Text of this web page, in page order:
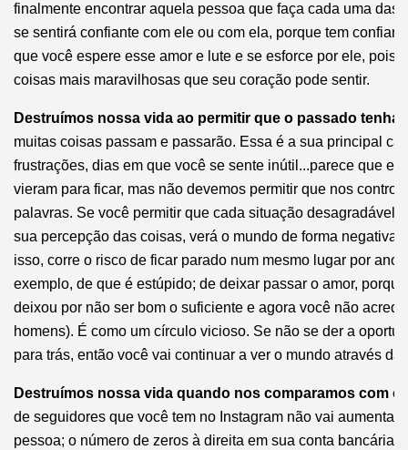
finalmente encontrar aquela pessoa que faça cada uma das
se sentirá confiante com ele ou com ela, porque tem
que você espere esse amor e lute e se esforce por ele, pois
coisas mais maravilhosas que seu coração pode sentir.
Destruímos nossa vida ao permitir que o passado tenha
muitas coisas passam e passarão. Essa é a sua principal
frustrações, dias em que você se sente inútil...parece que
vieram para ficar, mas não devemos permitir que nos
palavras. Se você permitir que cada situação desagradável
sua percepção das coisas, verá o mundo de forma negativa
isso, corre o risco de ficar parado num mesmo lugar por
exemplo, de que é estúpido; de deixar passar o amor,
deixou por não ser bom o suficiente e agora você não
homens). É como um círculo vicioso. Se não se der a
para trás, então você vai continuar a ver o mundo através
Destruímos nossa vida quando nos comparamos com
de seguidores que você tem no Instagram não vai aumentar
pessoa; o número de zeros à direita em sua conta bancária